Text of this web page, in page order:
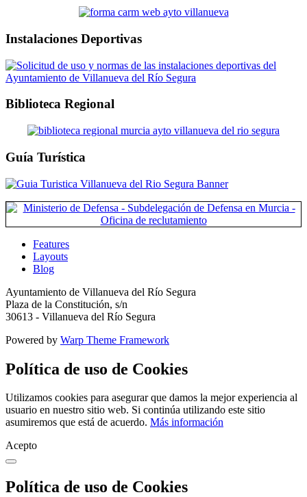
Instalaciones Deportivas
Biblioteca Regional
Guía Turística
Features
Layouts
Blog
Ayuntamiento de Villanueva del Río Segura
Plaza de la Constitución, s/n
30613 - Villanueva del Río Segura
Powered by Warp Theme Framework
Política de uso de Cookies
Utilizamos cookies para asegurar que damos la mejor experiencia al
usuario en nuestro sitio web. Si continúa utilizando este sitio
asumiremos que está de acuerdo. Más información
Acepto
Política de uso de Cookies